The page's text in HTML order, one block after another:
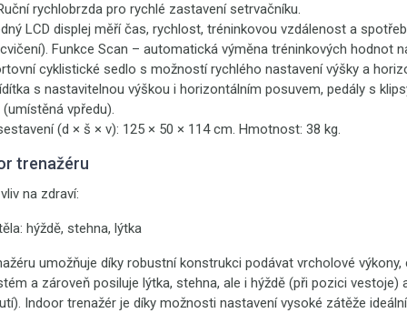
rychlobrzda pro rychlé zastavení setrvačníku.
LCD displej měří čas, rychlost, tréninkovou vzdálenost a
Funkce Scan – automatická výměna tréninkových hodnot
cyklistické sedlo s možností rychlého nastavení výšky a
s nastavitelnou výškou i horizontálním posuvem, pedály s
vpředu).
(d × š × v): 125 × 50 × 114 cm. Hmotnost: 38 kg.
trenažéru
na zdraví:
hýždě, stehna, lýtka
umožňuje díky robustní konstrukci podávat vrcholové výkony,
a zároveň posiluje lýtka, stehna, ale i hýždě (při pozici vestoje)
Indoor trenažér je díky možnosti nastavení vysoké zátěže